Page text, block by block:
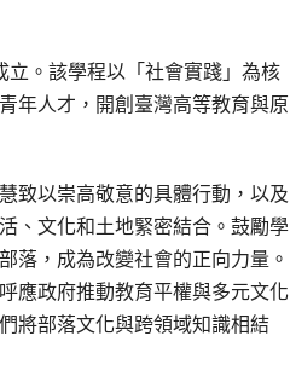
立。該學程以「社會實踐」為核
年人才，開創臺灣高等教育與原
致以崇高敬意的具體行動，以及
、文化和土地緊密結合。鼓勵學
落，成為改變社會的正向力量。
應政府推動教育平權與多元文化
將部落文化與跨領域知識相結